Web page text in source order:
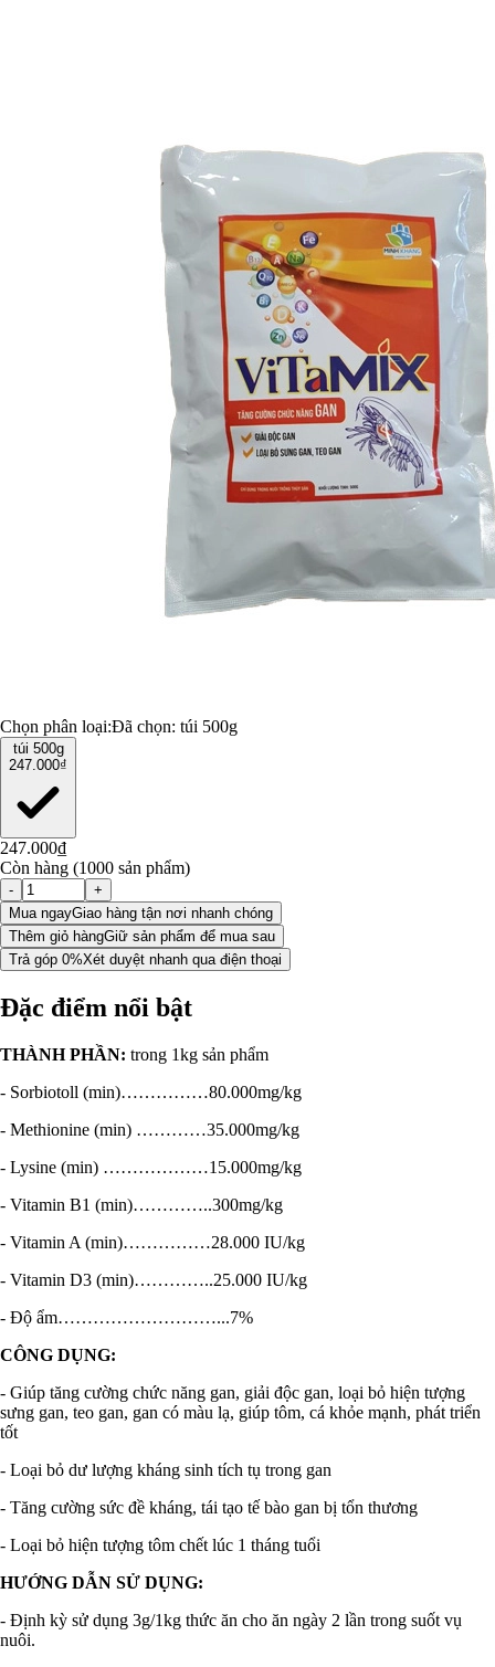
Chọn phân loại:Đã chọn: túi 500g
túi 500g
247.000₫
247.000₫
Còn hàng (1000 sản phẩm)
-
+
Mua ngayGiao hàng tận nơi nhanh chóng
Thêm giỏ hàngGiữ sản phẩm để mua sau
Trả góp 0%Xét duyệt nhanh qua điện thoại
Đặc điểm nổi bật
THÀNH PHẦN: trong 1kg sản phẩm
- Sorbiotoll (min)……………80.000mg/kg
- Methionine (min) …………35.000mg/kg
- Lysine (min) ………………15.000mg/kg
- Vitamin B1 (min)…………..300mg/kg
- Vitamin A (min)……………28.000 IU/kg
- Vitamin D3 (min)…………..25.000 IU/kg
- Độ ẩm………………………...7%
CÔNG DỤNG:
- Giúp tăng cường chức năng gan, giải độc gan, loại bỏ hiện tượng
sưng gan, teo gan, gan có màu lạ, giúp tôm, cá khỏe mạnh, phát triển
tốt
- Loại bỏ dư lượng kháng sinh tích tụ trong gan
- Tăng cường sức đề kháng, tái tạo tế bào gan bị tổn thương
- Loại bỏ hiện tượng tôm chết lúc 1 tháng tuổi
HƯỚNG DẪN SỬ DỤNG:
- Định kỳ sử dụng 3g/1kg thức ăn cho ăn ngày 2 lần trong suốt vụ
nuôi.